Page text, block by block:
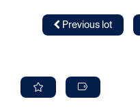
Previous lot